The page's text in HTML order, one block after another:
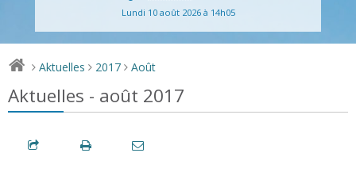
Lundi 10 août 2026 à 14h05
> Aktuelles > 2017 > Août
Aktuelles - août 2017